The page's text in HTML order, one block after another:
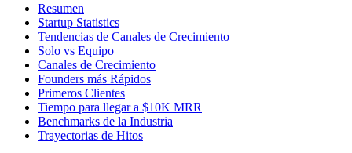
Resumen
Startup Statistics
Tendencias de Canales de Crecimiento
Solo vs Equipo
Canales de Crecimiento
Founders más Rápidos
Primeros Clientes
Tiempo para llegar a $10K MRR
Benchmarks de la Industria
Trayectorias de Hitos